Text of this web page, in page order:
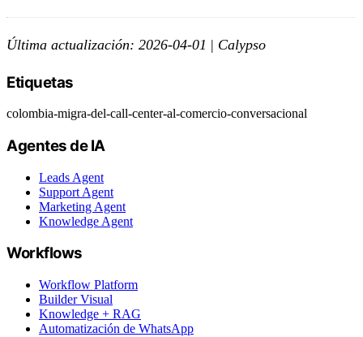
Última actualización: 2026-04-01 | Calypso
Etiquetas
colombia-migra-del-call-center-al-comercio-conversacional
Agentes de IA
Leads Agent
Support Agent
Marketing Agent
Knowledge Agent
Workflows
Workflow Platform
Builder Visual
Knowledge + RAG
Automatización de WhatsApp